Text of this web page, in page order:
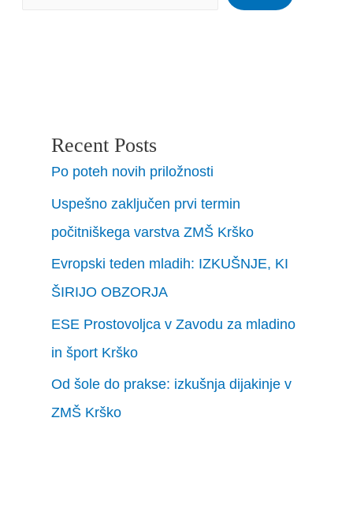
Recent Posts
Po poteh novih priložnosti
Uspešno zaključen prvi termin
počitniškega varstva ZMŠ Krško
Evropski teden mladih: IZKUŠNJE, KI
ŠIRIJO OBZORJA
ESE Prostovoljca v Zavodu za mladino
in šport Krško
Od šole do prakse: izkušnja dijakinje v
ZMŠ Krško